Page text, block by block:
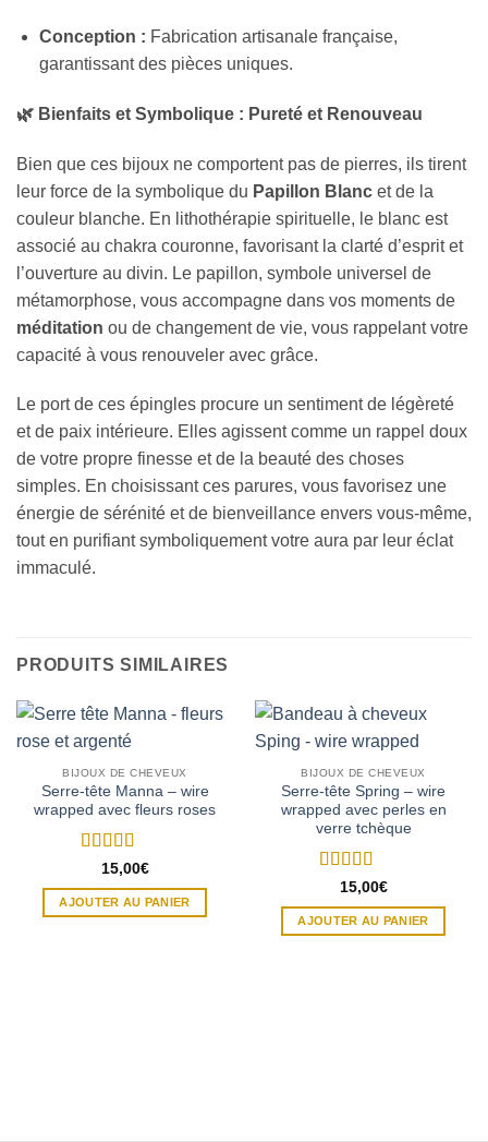
Conception : Fabrication artisanale française,
garantissant des pièces uniques.
🌿 Bienfaits et Symbolique : Pureté et Renouveau
Bien que ces bijoux ne comportent pas de pierres, ils tirent
leur force de la symbolique du Papillon Blanc et de la
couleur blanche. En lithothérapie spirituelle, le blanc est
associé au chakra couronne, favorisant la clarté d’esprit et
l’ouverture au divin. Le papillon, symbole universel de
métamorphose, vous accompagne dans vos moments de
méditation ou de changement de vie, vous rappelant votre
capacité à vous renouveler avec grâce.
Le port de ces épingles procure un sentiment de légèreté
et de paix intérieure. Elles agissent comme un rappel doux
de votre propre finesse et de la beauté des choses
simples. En choisissant ces parures, vous favorisez une
énergie de sérénité et de bienveillance envers vous-même,
tout en purifiant symboliquement votre aura par leur éclat
immaculé.
PRODUITS SIMILAIRES
BIJOUX DE CHEVEUX
Serre-tête Manna – wire
wrapped avec fleurs roses
Note 5sur 5
15,00€
AJOUTER AU PANIER
BIJOUX DE CHEVEUX
Serre-tête Spring – wire
wrapped avec perles en
verre tchèque
Note 5sur 5
15,00€
AJOUTER AU PANIER